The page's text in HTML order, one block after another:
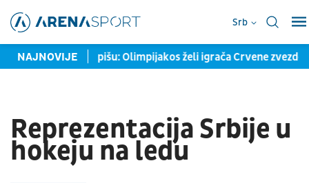
Srb
NAJNOVIJE
pozajmici Grci pišu: Olimpijakos želi igrača Crvene zvezde
Reprezentacija Srbije u
hokeju na ledu